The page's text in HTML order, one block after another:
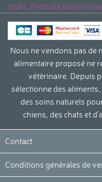
chats, Produits pour
Nous ne vendons pas de
alimentaire proposé ne
vétérinaire. Depuis
sélectionne des
des soins naturels
chiens, des chats et
Contact
Conditions générales de
La protection de votre vie
et le respect de vos
Nous utilisons des cookies